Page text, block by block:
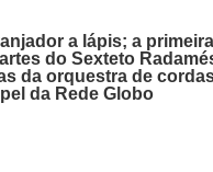
a lápis; a
do Sexteto
da orquestra de
da Rede Globo